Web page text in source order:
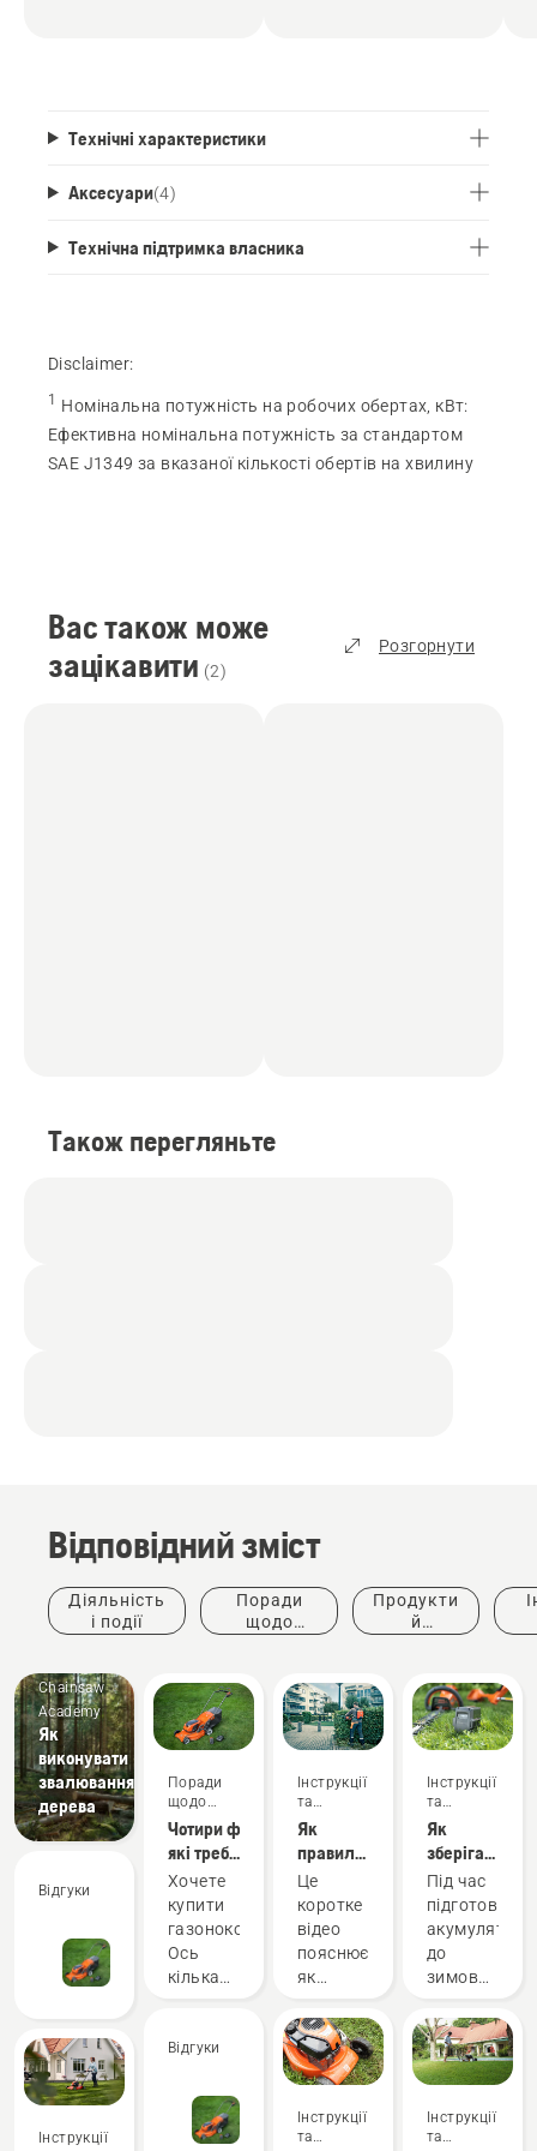
Технічні характеристики
Аксесуари(4)
Технічна підтримка власника
Disclaimer:
1 Номінальна потужність на робочих обертах, кВт:
Ефективна номінальна потужність за стандартом
SAE J1349 за вказаної кількості обертів на хвилину
Вас також може
зацікавити (2)
Розгорнути
Також перегляньте
Відповідний зміст
Діяльність
і події
Поради
щодо
Продукти
й
Chainsaw
Academy
Як
виконувати
звалювання
дерева
Відгуки
Інструкції
Поради
щодо
придбання
Чотири фактори,
які треба
взяти до
уваги,
купуючи
газонокосарку
у
Хочете
купити
газонокосарку?
Ось
кілька
допоможуть
вибрати
найкращу
газонокосарку.
Відгуки
Інструкції
та
керівництва
Як
правильно
налаштувати
й надіти
ранець з
акумулятором
Це
коротке
відео
пояснює,
як
й надіти
ранцевий
акумулятор,
використовується
для
Інструкції
та
Інструкції
та
керівництва
Як
зберігати
акумулятори
Husqvarna
взимку
Під час
підготовки
до
зимового
треба
зважати
на
речей,
щоб
Інструкції
та